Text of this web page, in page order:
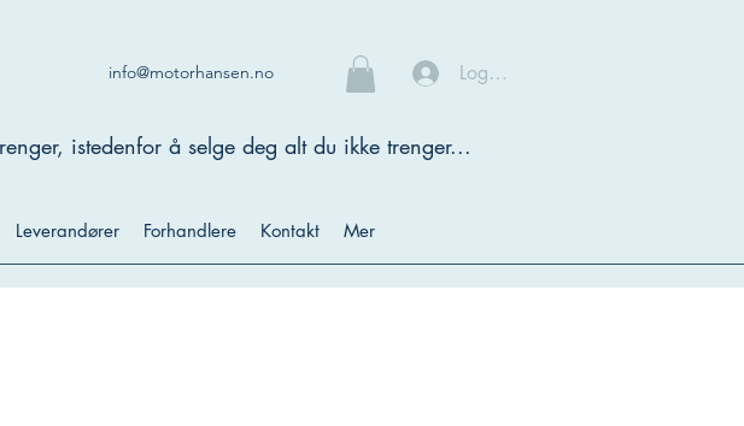
info@motorhansen.no Logg inn
istedenfor å selge deg alt du ikke trenger...
Leverandører Forhandlere Kontakt Mer